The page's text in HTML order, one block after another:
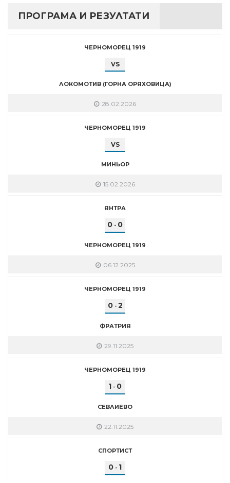
ПРОГРАМА И РЕЗУЛТАТИ
ЧЕРНОМОРЕЦ 1919
VS
ЛОКОМОТИВ (ГОРНА ОРЯХОВИЦА)
28.02.2026
ЧЕРНОМОРЕЦ 1919
VS
МИНЬОР
15.02.2026
ЯНТРА
0 - 0
ЧЕРНОМОРЕЦ 1919
06.12.2025
ЧЕРНОМОРЕЦ 1919
0- 2
ФРАТРИЯ
29.11.2025
ЧЕРНОМОРЕЦ 1919
1 - 0
СЕВЛИЕВО
22.11.2025
СПОРТИСТ
0 - 1